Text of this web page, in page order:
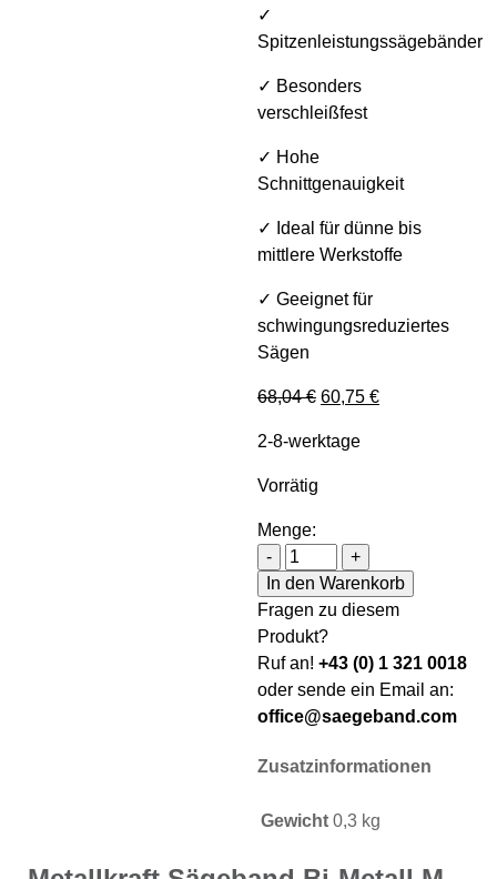
✓
Spitzenleistungssägebänder
✓ Besonders
verschleißfest
✓ Hohe
Schnittgenauigkeit
✓ Ideal für dünne bis
mittlere Werkstoffe
✓ Geeignet für
schwingungsreduziertes
Sägen
68,04€ Ursprünglicher Preis
60,75 €Aktueller Preis
2-8-werktage
Vorrätig
Menge:
-
Metallkraft Sägeband Bi-
+
In den Warenkorb
Fragen zu diesem
Produkt?
Ruf an! +43 (0) 1 321 0018
oder sende ein Email an:
office@saegeband.com
Zusatzinformationen
Gewicht 0,3 kg